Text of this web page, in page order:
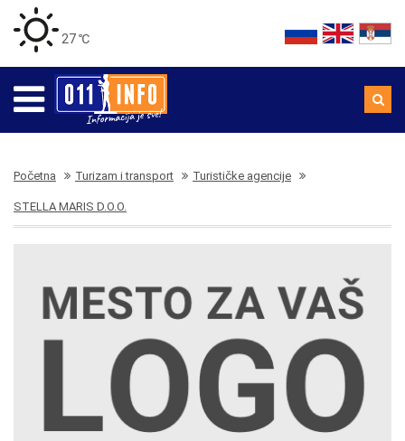
27 ℃
Početna Turizam i transport Turističke agencije
STELLA MARIS D.O.O.